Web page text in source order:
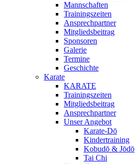
Mannschaften
Trainingszeiten
Ansprechpartner
Mitgliedsbeitrag
Sponsoren
Galerie
Termine
Geschichte
Karate
KARATE
Trainingszeiten
Mitgliedsbeitrag
Ansprechpartner
Unser Angebot
Karate-Dō
Kindertraining
Kobudō & Jōdō
Tai Chi